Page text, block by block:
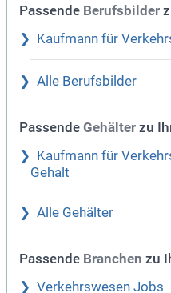
Passende Berufsbilder
Kaufmann für
Alle Berufsbilder
Passende Gehälter zu
Kaufmann für
Gehalt
Alle Gehälter
Passende Branchen zu
Verkehrswesen Jobs